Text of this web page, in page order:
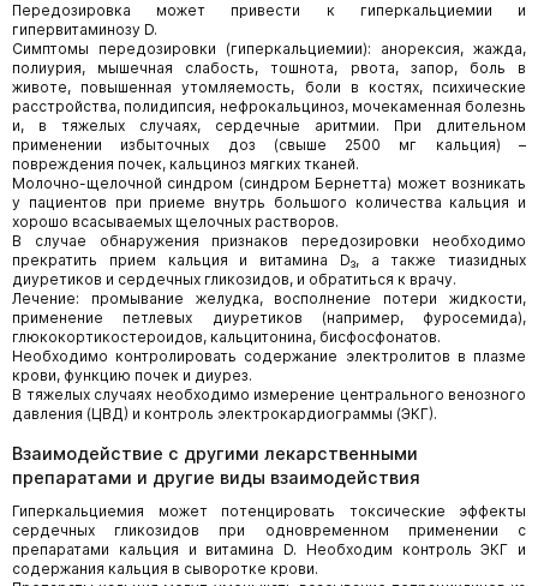
Передозировка может привести к гиперкальциемии и
гипервитаминозу D.
Симптомы передозировки (гиперкальциемии): анорексия, жажда,
полиурия, мышечная слабость, тошнота, рвота, запор, боль в
животе, повышенная утомляемость, боли в костях, психические
расстройства, полидипсия, нефрокальциноз, мочекаменная болезнь
и, в тяжелых случаях, сердечные аритмии. При длительном
применении избыточных доз (свыше 2500 мг кальция) –
повреждения почек, кальциноз мягких тканей.
Молочно-щелочной синдром (синдром Бернетта) может возникать
у пациентов при приеме внутрь большого количества кальция и
хорошо всасываемых щелочных растворов.
В случае обнаружения признаков передозировки необходимо
прекратить прием кальция и витамина D₃, а также тиазидных
диуретиков и сердечных гликозидов, и обратиться к врачу.
Лечение: промывание желудка, восполнение потери жидкости,
применение петлевых диуретиков (например, фуросемида),
глюкокортикостероидов, кальцитонина, бисфосфонатов.
Необходимо контролировать содержание электролитов в плазме
крови, функцию почек и диурез.
В тяжелых случаях необходимо измерение центрального венозного
давления (ЦВД) и контроль электрокардиограммы (ЭКГ).
Взаимодействие с другими лекарственными
препаратами и другие виды взаимодействия
Гиперкальциемия может потенцировать токсические эффекты
сердечных гликозидов при одновременном применении с
препаратами кальция и витамина D. Необходим контроль ЭКГ и
содержания кальция в сыворотке крови.